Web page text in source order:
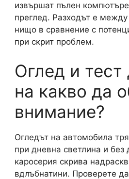
извършат пълен
преглед. Разходът е
нищо в сравнение с
при скрит проблем.
Оглед и тест
на какво да
внимание?
Огледът на автомобила
при дневна светлина и
каросерия скрива
вдлъбнатини. Проверете